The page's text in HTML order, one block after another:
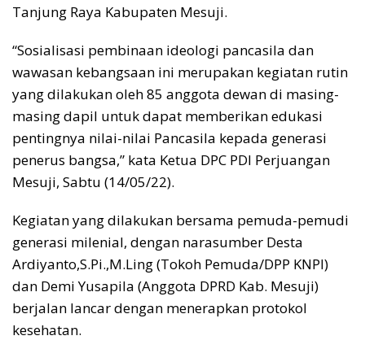
Tanjung Raya Kabupaten Mesuji.
“Sosialisasi pembinaan ideologi pancasila dan
wawasan kebangsaan ini merupakan kegiatan rutin
yang dilakukan oleh 85 anggota dewan di masing-
masing dapil untuk dapat memberikan edukasi
pentingnya nilai-nilai Pancasila kepada generasi
penerus bangsa,” kata Ketua DPC PDI Perjuangan
Mesuji, Sabtu (14/05/22).
Kegiatan yang dilakukan bersama pemuda-pemudi
generasi milenial, dengan narasumber Desta
Ardiyanto,S.Pi.,M.Ling (Tokoh Pemuda/DPP KNPI)
dan Demi Yusapila (Anggota DPRD Kab. Mesuji)
berjalan lancar dengan menerapkan protokol
kesehatan.